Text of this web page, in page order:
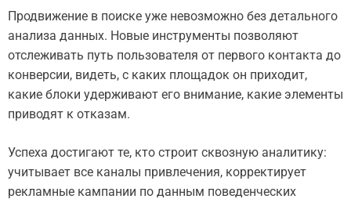
Продвижение в поиске уже невозможно без детального
анализа данных. Новые инструменты позволяют
отслеживать путь пользователя от первого контакта до
конверсии, видеть, с каких площадок он приходит,
какие блоки удерживают его внимание, какие элементы
приводят к отказам.
Успеха достигают те, кто строит сквозную аналитику:
учитывает все каналы привлечения, корректирует
рекламные кампании по данным поведенческих